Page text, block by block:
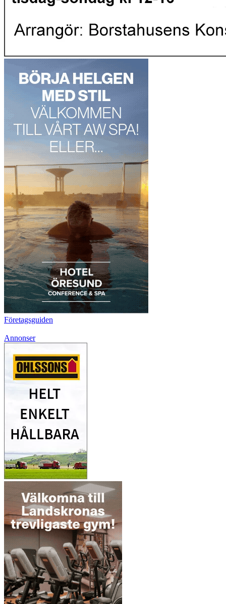
Företagsguiden
Annonser